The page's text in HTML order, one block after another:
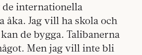
de internationella
åka. Jag vill ha skola och
de bygga. Talibanerna
Men jag vill inte bli